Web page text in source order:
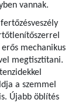
vannak.
mechanikus
megtisztítani.
a szemmel
Újabb öblítés